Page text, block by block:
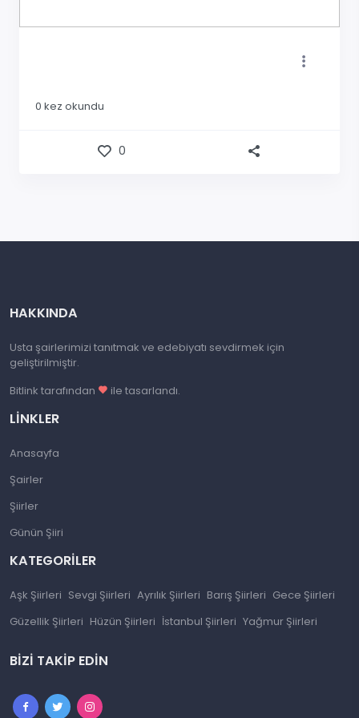
0 kez okundu
0
HAKKINDA
Usta şairlerimizi tanıtmak ve edebiyatı sevdirmek için
geliştirilmiştir.
Bitlink tarafından
ile tasarlandı.
LINKLER
Anasayfa
Şairler
Şiirler
Günün Şiiri
KATEGORILER
Aşk Şiirleri Sevgi Şiirleri Ayrılık Şiirleri Barış Şiirleri Gece Şiirleri
Güzellik Şiirleri Hüzün Şiirleri İstanbul Şiirleri Yağmur Şiirleri
BIZI TAKIP EDIN